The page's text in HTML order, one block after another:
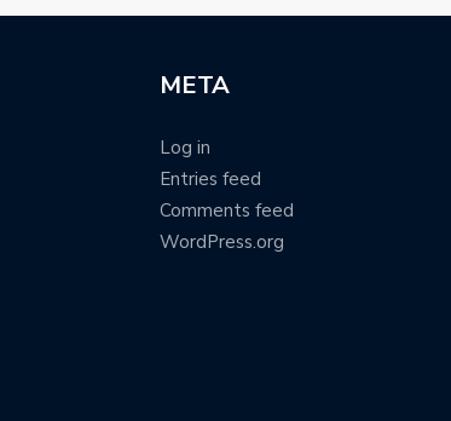
META
Log in
Entries feed
Comments feed
WordPress.org